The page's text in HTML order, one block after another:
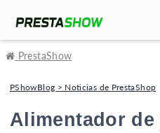
PrestaShow
PShowBlog > Noticias de PrestaShop
Alimentador